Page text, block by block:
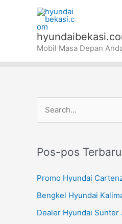
Mobil Masa Depan
i
u
u
Pos-pos Terbaru
Promo Hyundai
Bengkel Hyundai
Dealer Hyundai Sunter